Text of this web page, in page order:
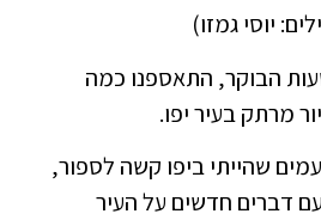
יוסי גמזו)
הבוקר, התאספנו כמה
מרתק בעיר יפו.
שהייתי ביפו קשה לספור,
דברים חדשים על העיר